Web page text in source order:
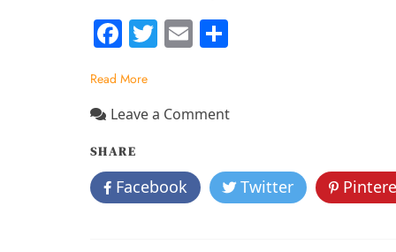
F
c
e
b
o
o
T
er
E
l e
Read More
Leave a Commenton
Menghilangkan
Bruntusan
SHARE
Facebook Twitter